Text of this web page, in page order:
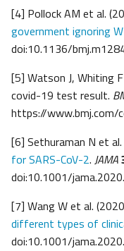
[4] Pollock AM et al.
government ignoring
doi:10.1136/
[5] Watson J, Whiting
covid-19 test result.
https://
[6] Sethuraman N et
for SARS-CoV-2. JAMA
doi:10.1001/
[7] Wang W et al.
different types of
doi:10.1001/